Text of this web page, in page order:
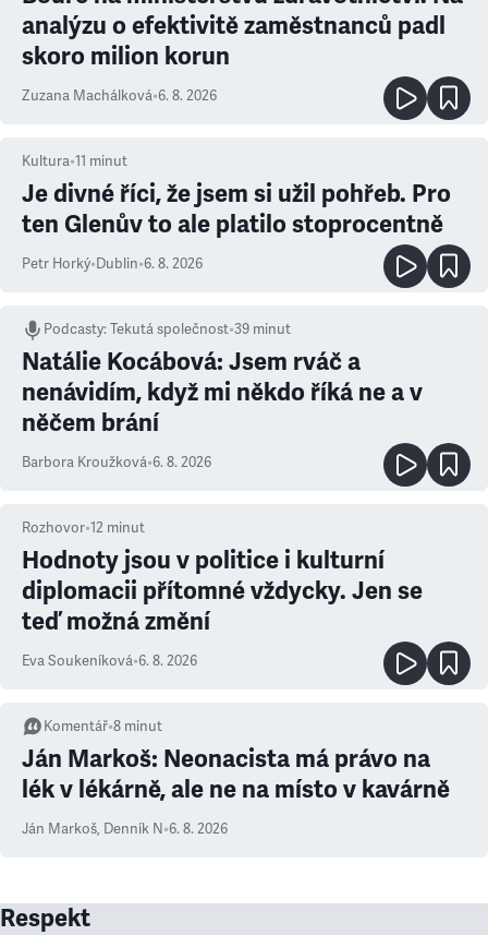
analýzu o efektivitě zaměstnanců padl
skoro milion korun
Zuzana Machálková•6. 8. 2026
Kultura•11 minut
Je divné říci, že jsem si užil pohřeb. Pro
ten Glenův to ale platilo stoprocentně
Petr Horký•Dublin•6. 8. 2026
Podcasty:Tekutá společnost•39 minut
Natálie Kocábová: Jsem rváč a
nenávidím, když mi někdo říká ne a v
něčem brání
Barbora Kroužková•6. 8. 2026
Rozhovor•12 minut
Hodnoty jsou v politice i kulturní
diplomacii přítomné vždycky. Jen se
teď možná změní
Eva Soukeníková•6. 8. 2026
Komentář•8 minut
Ján Markoš: Neonacista má právo na
lék v lékárně, ale ne na místo v kavárně
Ján Markoš, Denník N•6. 8. 2026
Respekt